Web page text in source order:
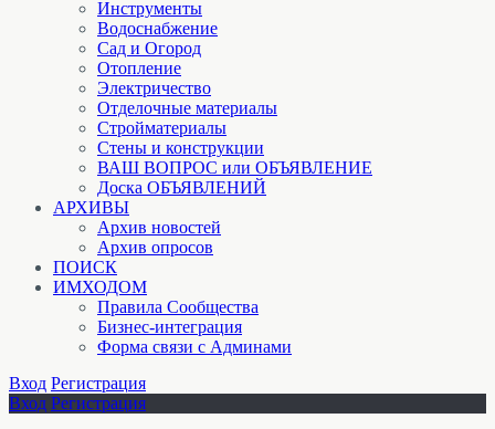
Инструменты
Водоснабжение
Сад и Огород
Отопление
Электричество
Отделочные материалы
Стройматериалы
Стены и конструкции
ВАШ ВОПРОС или ОБЪЯВЛЕНИЕ
Доска ОБЪЯВЛЕНИЙ
АРХИВЫ
Архив новостей
Архив опросов
ПОИСК
ИМХОДОМ
Правила Сообщества
Бизнес-интеграция
Форма связи с Админами
Вход Регистрация
Вход Регистрация